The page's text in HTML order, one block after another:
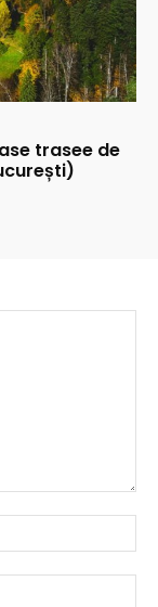
trasee de